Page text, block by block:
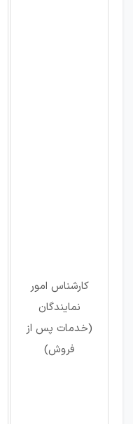
کارشناس امور
نمایندگان
(خدمات پس از
فروش)